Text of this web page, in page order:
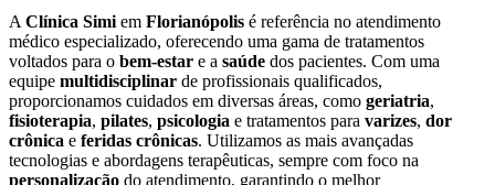
A Clínica Simi em Florianópolis é referência no atendimento
médico especializado, oferecendo uma gama de tratamentos
voltados para o bem-estar e a saúde dos pacientes. Com uma
equipe multidisciplinar de profissionais qualificados,
proporcionamos cuidados em diversas áreas, como geriatria,
fisioterapia, pilates, psicologia e tratamentos para varizes, dor
crônica e feridas crônicas. Utilizamos as mais avançadas
tecnologias e abordagens terapêuticas, sempre com foco na
personalização do atendimento, garantindo o melhor